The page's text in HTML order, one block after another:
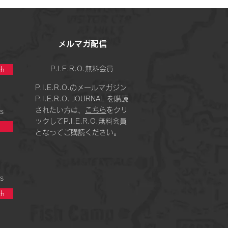
​メルマガ配信
P.I.E.R.O.無料会員
P.I.E.R.O.のメールマガジン
P.I.E.R.O. JOURNAL を購読
されたい方は、
こちらをクリ
ックしてP.I.E.R.O.無料会員
となってご購読ください。